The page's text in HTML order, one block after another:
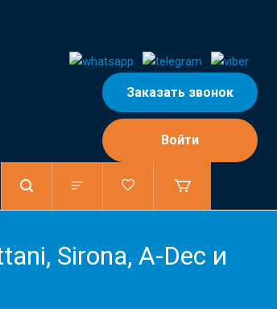
Заказать звонок
Войти
Sirona, A-Dec и